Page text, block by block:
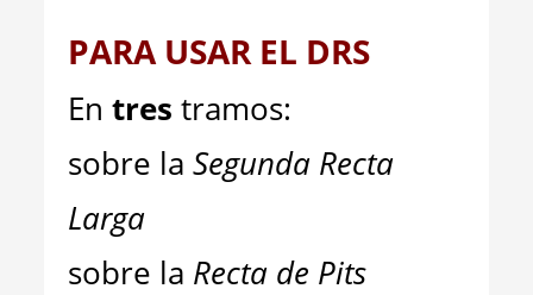
PARA USAR EL DRS
Entres tramos:
sobre la Segunda Recta
Larga
sobre la Recta de Pits